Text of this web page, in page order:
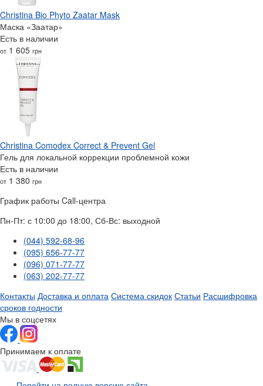
Christina Bio Phyto Zaatar Mask
Маска «Заатар»
Есть в наличии
от 1 605 грн
Christina Comodex Correct & Prevent Gel
Гель для локальной коррекции проблемной кожи
Есть в наличии
от 1 380 грн
График работы Call-центра
Пн-Пт: с 10:00 до 18:00, Сб-Вс: выходной
(044) 592-68-96
(095) 656-77-77
(096) 071-77-77
(063) 202-77-77
Контакты Доставка и оплата Система скидок Статьи Расшифровка
сроков годности
Мы в соцсетях
Принимаем к оплате